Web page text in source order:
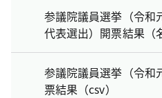
参議院議員選挙（令和
代表選出）開票結果（
参議院議員選挙（令和
票結果（csv）